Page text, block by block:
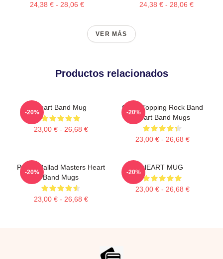
24,38 € - 28,06 € 24,38 € - 28,06 €
VER MÁS
Productos relacionados
Heart Band Mug
23,00 € - 26,68 €
-20%
Chart-Topping Rock Band
Heart Band Mugs
23,00 € - 26,68 €
-20%
Power Ballad Masters Heart
Band Mugs
23,00 € - 26,68 €
-20%
HEART MUG
23,00 € - 26,68 €
-20%